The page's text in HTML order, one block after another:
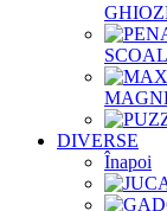
DIVERSE
Înapoi